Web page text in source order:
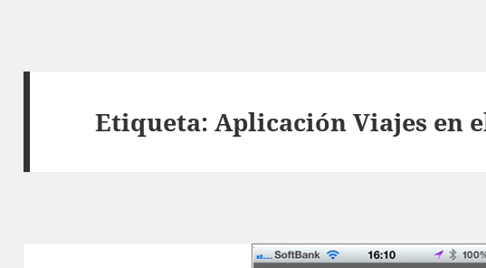
Etiqueta:Aplicación Viajes en